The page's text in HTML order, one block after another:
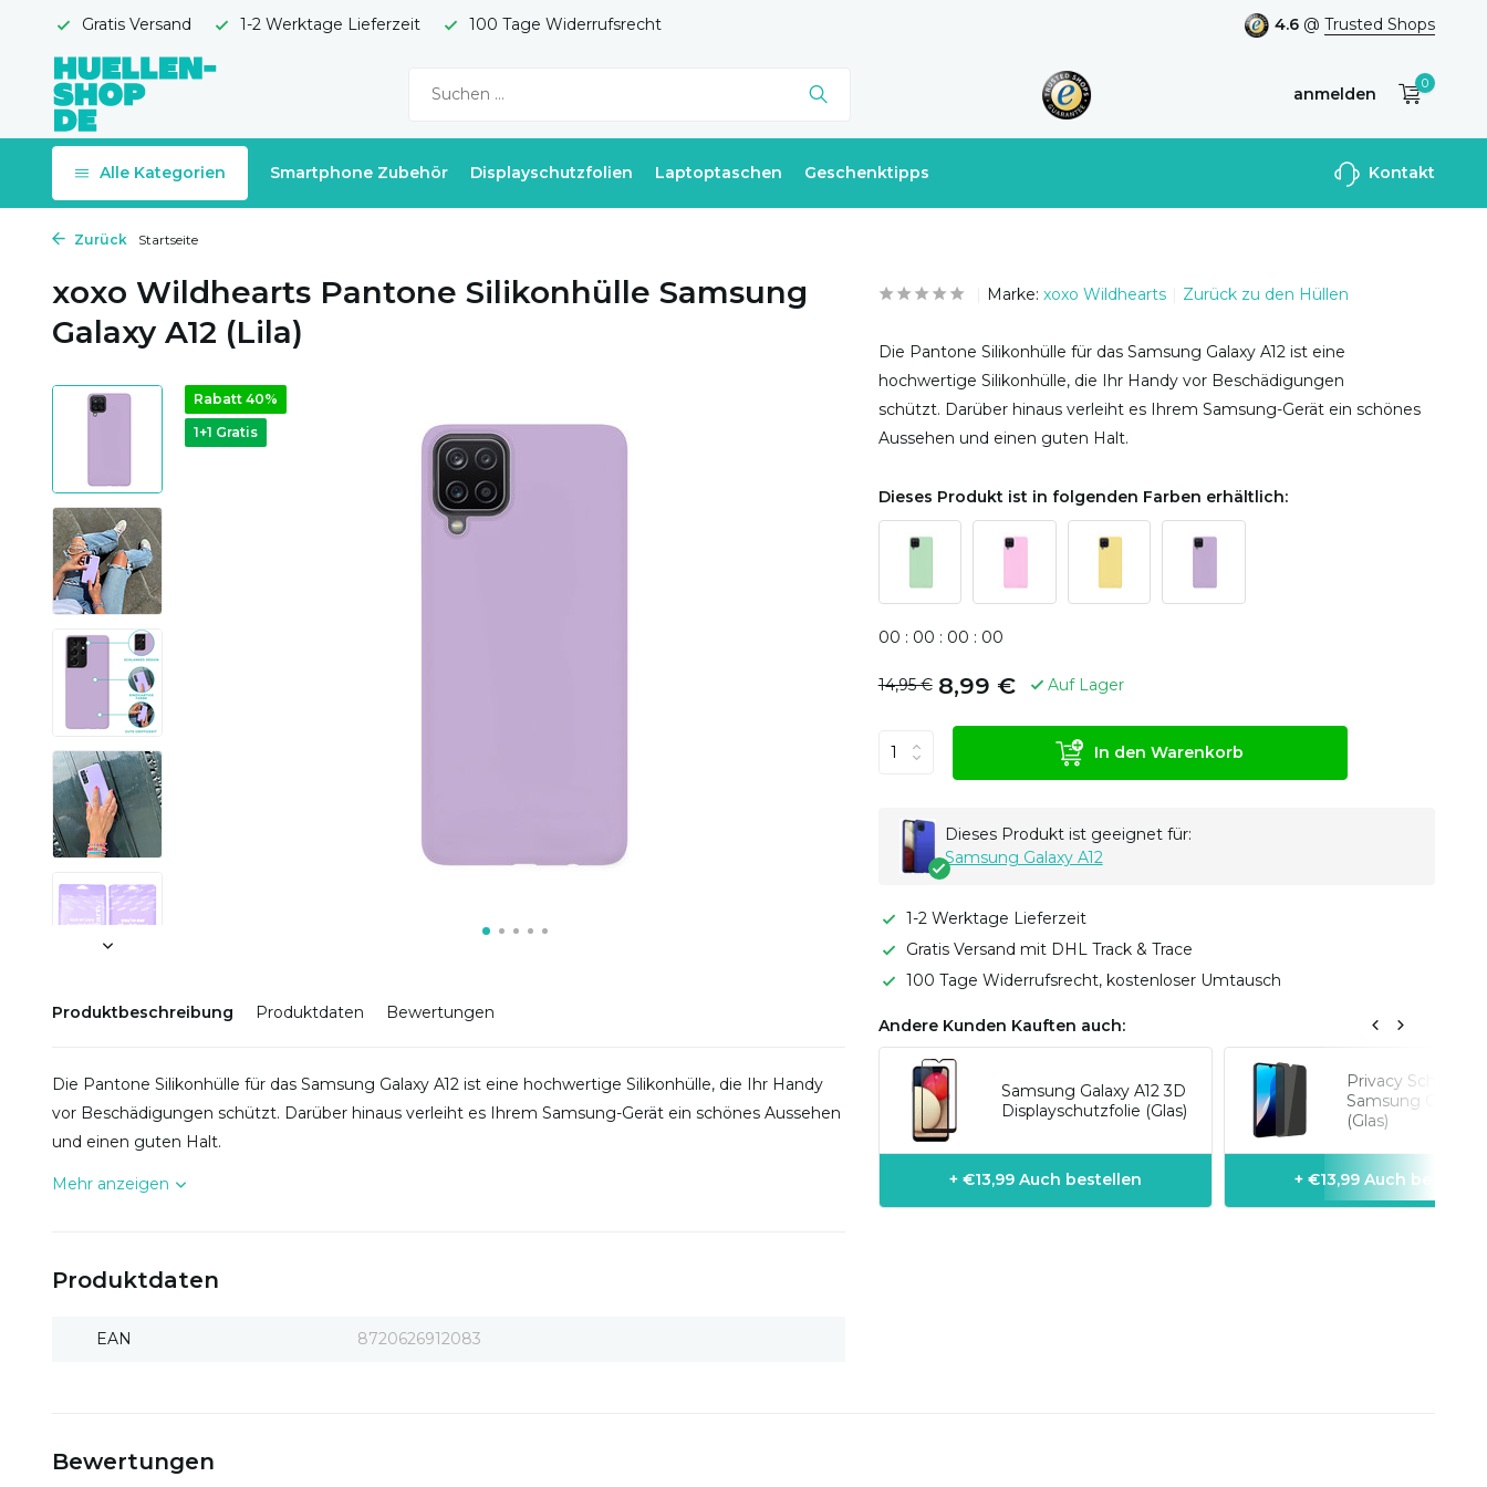
Gratis Versand 1-2 Werktage Lieferzeit 100 Tage Widerrufsrecht 4.6 @ Trusted Shops
anmelden
Benutzerkonto
0
Alle Kategorien Smartphone Zubehör Displayschutzfolien Laptoptaschen Geschenktipps Kontakt
Zurück Startseite
xoxo Wildhearts Pantone Silikonhülle Samsung
Galaxy A12 (Lila)
Rabatt 40%
1+1 Gratis
Produktbeschreibung Produktdaten Bewertungen
Die Pantone Silikonhülle für das Samsung Galaxy A12 ist eine hochwertige Silikonhülle, die Ihr Handy
vor Beschädigungen schützt. Darüber hinaus verleiht es Ihrem Samsung-Gerät ein schönes Aussehen
und einen guten Halt.
Mehr anzeigen
Produktdaten
EAN 8720626912083
Marke: xoxo Wildhearts Zurück zu den Hüllen
Die Pantone Silikonhülle für das Samsung Galaxy A12 ist eine
hochwertige Silikonhülle, die Ihr Handy vor Beschädigungen
schützt. Darüber hinaus verleiht es Ihrem Samsung-Gerät ein schönes
Aussehen und einen guten Halt.
Dieses Produkt ist in folgenden Farben erhältlich:
00 : 00 : 00 : 00
14,95 € 8,99 € Auf Lager
In den Warenkorb
Dieses Produkt ist geeignet für:
Samsung Galaxy A12
1-2 Werktage Lieferzeit
Gratis Versand mit DHL Track & Trace
100 Tage Widerrufsrecht, kostenloser Umtausch
Andere Kunden Kauften auch:
Samsung Galaxy A12 3D
Displayschutzfolie (Glas)
+ €13,99 Auch bestellen
Privacy
Samsung Galaxy
(Glas)
+ €13,99 Auch bestellen
Bewertungen